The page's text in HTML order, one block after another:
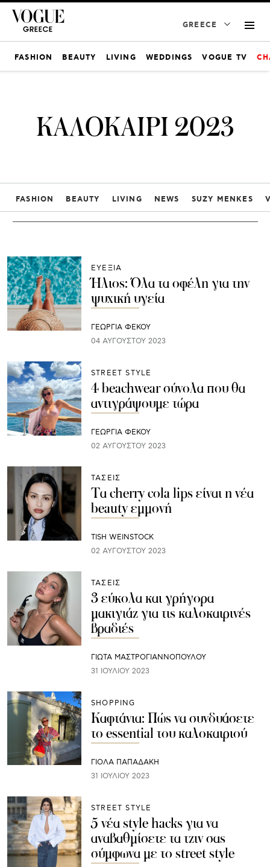
GREECE
FASHION BEAUTY LIVING WEDDINGS VOGUE TV
ΚΑΛΟΚΑΙΡΙ 2023
FASHION BEAUTY LIVING NEWS SUZY MENKES
ΕΥΕΞΙΑ
Ήλιος: Όλα τα οφέλη για την
ψυχική υγεία
ΓΕΩΡΓΙΑ ΦΕΚΟΥ
04 ΑΥΓΟΎΣΤΟΥ 2023
STREET STYLE
4 beachwear σύνολα που θα
αντιγράψουμε τώρα
ΓΕΩΡΓΙΑ ΦΕΚΟΥ
02 ΑΥΓΟΎΣΤΟΥ 2023
ΤΑΣΕΙΣ
Τα cherry cola lips είναι η νέα
beauty εμμονή
TISH WEINSTOCK
02 ΑΥΓΟΎΣΤΟΥ 2023
ΤΑΣΕΙΣ
3 εύκολα και γρήγορα
μακιγιάζ για τις καλοκαιρινές
βραδιές
ΓΙΩΤΑ ΜΑΣΤΡΟΓΙΑΝΝΟΠΟΥΛΟΥ
31 ΙΟΥΛΊΟΥ 2023
SHOPPING
Καφτάνια: Πώς να συνδυάσετε
το essential του καλοκαιριού
ΓΙΌΛΑ ΠΑΠΑΔΆΚΗ
31 ΙΟΥΛΊΟΥ 2023
STREET STYLE
5 νέα style hacks για να
αναβαθμίσετε τα τζιν σας
σύμφωνα με το street style